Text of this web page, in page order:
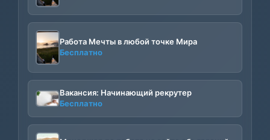
Работа Мечты в любой точке Мира
Бесплатно
Вакансия: Начинающий рекрутер
Бесплатно